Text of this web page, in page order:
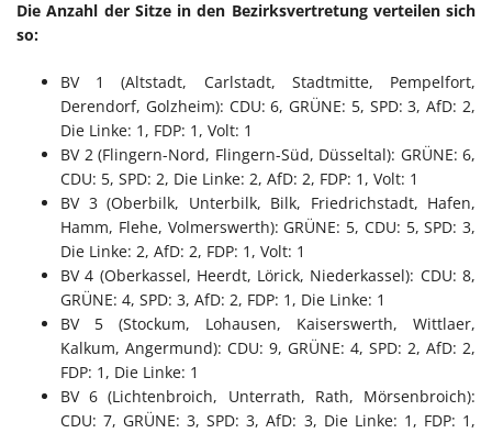
Die Anzahl der Sitze in den Bezirksvertretung verteilen sich
so:
BV 1 (Altstadt, Carlstadt, Stadtmitte, Pempelfort,
Derendorf, Golzheim): CDU: 6, GRÜNE: 5, SPD: 3, AfD: 2,
Die Linke: 1, FDP: 1, Volt: 1
BV 2 (Flingern-Nord, Flingern-Süd, Düsseltal): GRÜNE: 6,
CDU: 5, SPD: 2, Die Linke: 2, AfD: 2, FDP: 1, Volt: 1
BV 3 (Oberbilk, Unterbilk, Bilk, Friedrichstadt, Hafen,
Hamm, Flehe, Volmerswerth): GRÜNE: 5, CDU: 5, SPD: 3,
Die Linke: 2, AfD: 2, FDP: 1, Volt: 1
BV 4 (Oberkassel, Heerdt, Lörick, Niederkassel): CDU: 8,
GRÜNE: 4, SPD: 3, AfD: 2, FDP: 1, Die Linke: 1
BV 5 (Stockum, Lohausen, Kaiserswerth, Wittlaer,
Kalkum, Angermund): CDU: 9, GRÜNE: 4, SPD: 2, AfD: 2,
FDP: 1, Die Linke: 1
BV 6 (Lichtenbroich, Unterrath, Rath, Mörsenbroich):
CDU: 7, GRÜNE: 3, SPD: 3, AfD: 3, Die Linke: 1, FDP: 1,